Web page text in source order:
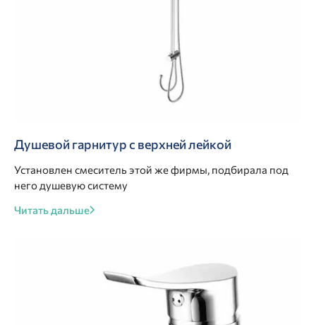
Душевой гарнитур с верхней лейкой
Установлен смеситель этой же фирмы, подбирала под
него душевую систему
Читать дальше